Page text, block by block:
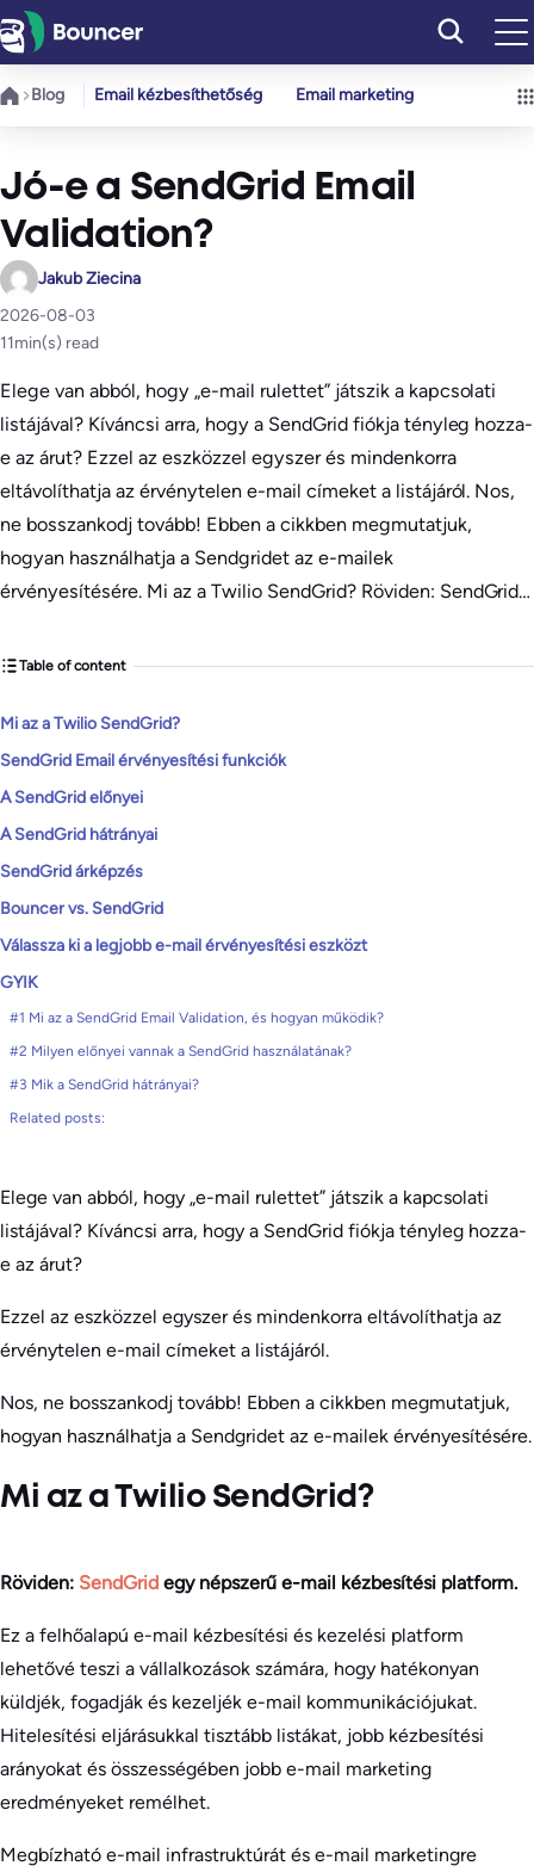
Ugrás
a
tartalomhoz
Blog Email kézbesíthetőség Email marketing
Jó-e a SendGrid Email
Validation?
Jakub Ziecina
2026-08-03
11min(s) read
Elege van abból, hogy „e-mail rulettet” játszik a kapcsolati
listájával? Kíváncsi arra, hogy a SendGrid fiókja tényleg hozza-
e az árut? Ezzel az eszközzel egyszer és mindenkorra
eltávolíthatja az érvénytelen e-mail címeket a listájáról. Nos,
ne bosszankodj tovább! Ebben a cikkben megmutatjuk,
hogyan használhatja a Sendgridet az e-mailek
érvényesítésére. ​Mi az a Twilio SendGrid? Röviden: SendGrid…
Table of content
​Mi az a Twilio SendGrid?
SendGrid Email érvényesítési funkciók
A SendGrid előnyei
A SendGrid hátrányai
SendGrid árképzés
Bouncer vs. SendGrid
Válassza ki a legjobb e-mail érvényesítési eszközt
GYIK
#1 Mi az a SendGrid Email Validation, és hogyan működik?
#2 Milyen előnyei vannak a SendGrid használatának?
#3 Mik a SendGrid hátrányai?
Related posts:
Elege van abból, hogy „e-mail rulettet” játszik a kapcsolati
listájával? Kíváncsi arra, hogy a SendGrid fiókja tényleg hozza-
e az árut?
Ezzel az eszközzel egyszer és mindenkorra eltávolíthatja az
érvénytelen e-mail címeket a listájáról.
Nos, ne bosszankodj tovább! Ebben a cikkben megmutatjuk,
hogyan használhatja a Sendgridet az e-mailek érvényesítésére.
​Mi az a Twilio SendGrid?
Röviden: SendGrid egy népszerű e-mail kézbesítési platform.
Ez a felhőalapú e-mail kézbesítési és kezelési platform
lehetővé teszi a vállalkozások számára, hogy hatékonyan
küldjék, fogadják és kezeljék e-mail kommunikációjukat.
Hitelesítési eljárásukkal tisztább listákat, jobb kézbesítési
arányokat és összességében jobb e-mail marketing
eredményeket remélhet.
Megbízható e-mail infrastruktúrát és e-mail marketingre